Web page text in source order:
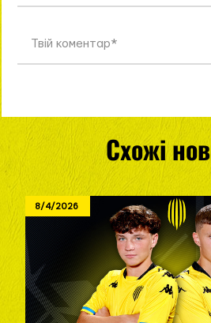
Схожі
8/4/2026